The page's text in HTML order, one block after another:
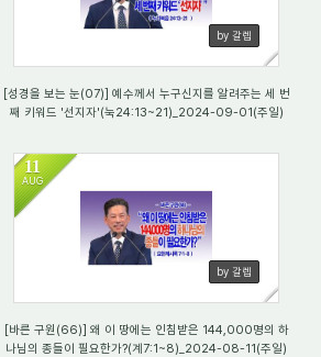
by 갈렙
[성경을 보는 눈(07)] 예수께서 누구신지를 알려주는 세 번
째 키워드 '선지자'(눅24:13~21)_2024-09-01(주일)
11
AUG
by 갈렙
3046
[바른 구원(66)] 왜 이 땅에는 인침받은 144,000명의 하
나님의 종들이 필요한가?(계7:1~8)_2024-08-11(주일)